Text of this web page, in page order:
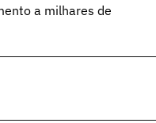
a milhares de